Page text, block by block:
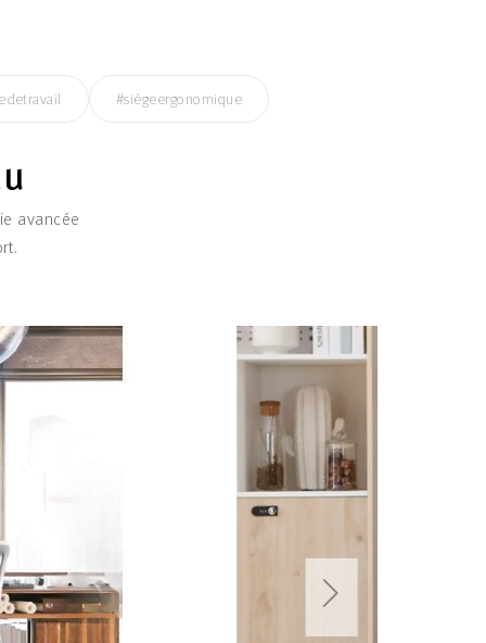
#siègeergonomique
avancée